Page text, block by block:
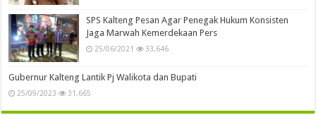
SPS Kalteng Pesan Agar Penegak Hukum Konsisten
Jaga Marwah Kemerdekaan Pers
25/06/2021 33,646
Gubernur Kalteng Lantik Pj Walikota dan Bupati
25/09/2023 31,665